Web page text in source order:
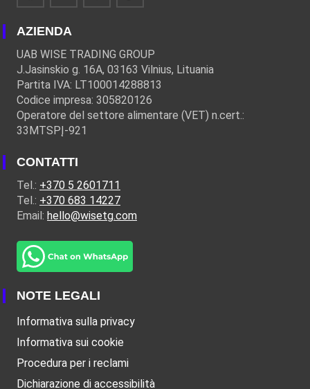
AZIENDA
UAB WISE TRADING GROUP
J.Jasinskio g. 16A, 03163 Vilnius, Lituania
Partita IVA: LT100014288813
Codice impresa: 305820126
Operatore del settore alimentare (VET) n.cert.:
33MTSPĮ-921
CONTATTI
Tel.: +370 5 2601711
Tel.: +370 683 14227
Email: hello@wisetg.com
NOTE LEGALI
Informativa sulla privacy
Informativa sui cookie
Procedura per i reclami
Dichiarazione di accessibilità